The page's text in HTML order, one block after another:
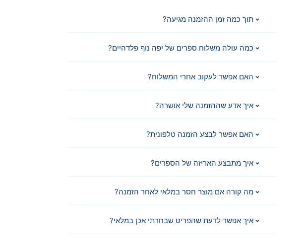
תוך כמה זמן ההזמנה מגיעה?
כמה עולה משלוח ספרים של יפה נוף פלדהיים?
האם אפשר לעקוב אחרי המשלוח?
איך אדע שההזמנה שלי אושרה?
האם אפשר לבצע הזמנה טלפונית?
איך מתבצע האריזה של הספרים?
מה קורה אם מוצר חסר במלאי לאחר הזמנה?
איך אפשר לדעת שהפריט שבחרתי אכן במלאי?